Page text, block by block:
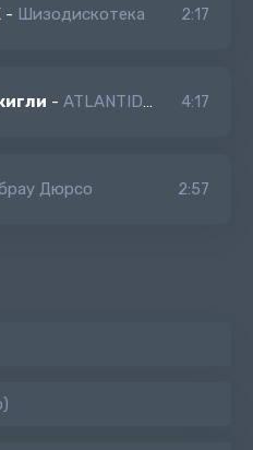
- Шизодискотека 2:17
- ATLANTIDA 2 4:17
Дюрсо 2:57